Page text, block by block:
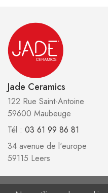
Jade Ceramics
122 Rue Saint-Antoine
59600 Maubeuge
Tél : 03 61 99 86 81
34 avenue de l'europe
59115 Leers